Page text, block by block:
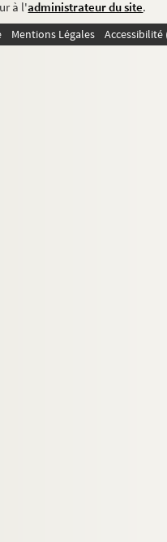
à l'administrateur du site.
Mentions Légales